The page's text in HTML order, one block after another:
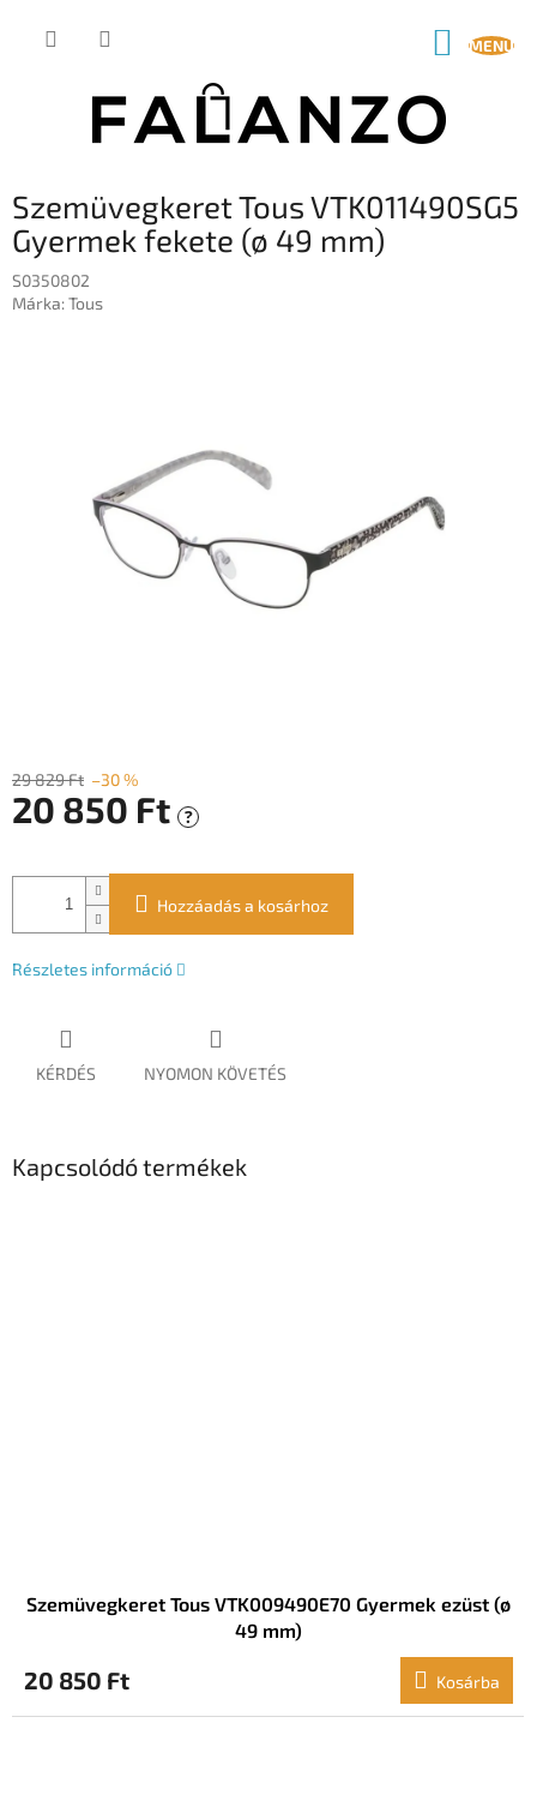
KOSÁR
Szemüvegkeret Tous VTK011490SG5
Gyermek fekete (ø 49 mm)
S0350802
Márka:Tous
29 829 Ft –30 %
20 850 Ft ?
Hozzáadás a kosárhoz
Részletes információ
KÉRDÉS NYOMON KÖVETÉS
Kapcsolódó termékek
Szemüvegkeret Tous VTK009490E70 Gyermek ezüst (ø
49 mm)
20 850 Ft Kosárba